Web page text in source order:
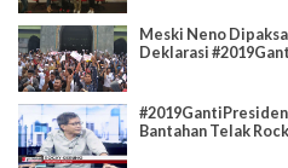
Meski Neno
Deklarasi
Bantahan Telak